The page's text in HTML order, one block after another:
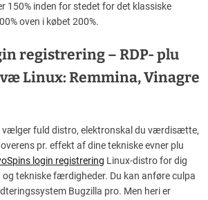
150% inden for stedet for det klassiske
oven i købet 200%.
registrering – RDP- plu
Linux: Remmina, Vinagre
vælger fuld distro, elektronskal du værdisætte,
pr. effekt af dine tekniske evner plu
login registrering Linux-distro for dig
tekniske færdigheder. Du kan anføre culpa
Bugzilla pro. Men heri er